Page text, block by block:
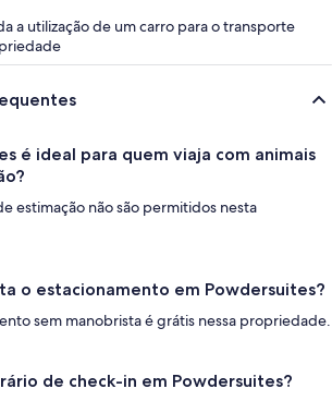
a utilização de um carro para o transporte
é ideal para quem viaja com animais
estimação não são permitidos nesta
o estacionamento em Powdersuites?
sem manobrista é grátis nessa propriedade.
de check-in em Powdersuites?